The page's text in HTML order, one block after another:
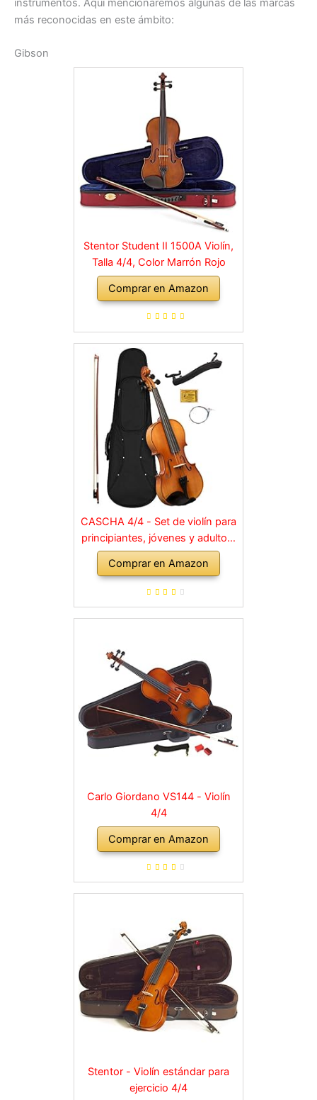
instrumentos. Aquí mencionaremos algunas de las marcas
más reconocidas en este ámbito:
Gibson
Stentor Student II 1500A Violín,
Talla 4/4, Color Marrón Rojo
Comprar en Amazon
CASCHA 4/4 - Set de violín para
principiantes, jóvenes y adultos,
violín macizo con arco, colofonia,
cuerdas de repuesto, soporte
para hombro, maletín, abeto
Comprar en Amazon
Carlo Giordano VS144 - Violín
4/4
Comprar en Amazon
Stentor - Violín estándar para
ejercicio 4/4